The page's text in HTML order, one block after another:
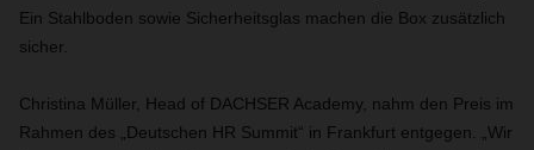
Ein Stahlboden sowie Sicherheitsglas machen die Box zusätzlich
sicher.
Christina Müller, Head of DACHSER Academy, nahm den Preis im
Rahmen des „Deutschen HR Summit“ in Frankfurt entgegen. „Wir